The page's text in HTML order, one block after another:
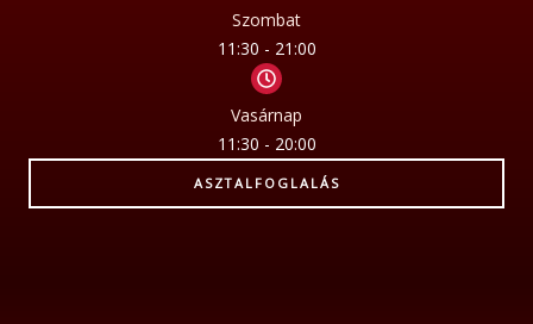
Szombat
11:30 - 21:00
Vasárnap
11:30 - 20:00
ASZTALFOGLALÁS